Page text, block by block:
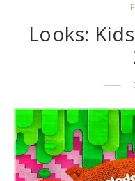
Looks: